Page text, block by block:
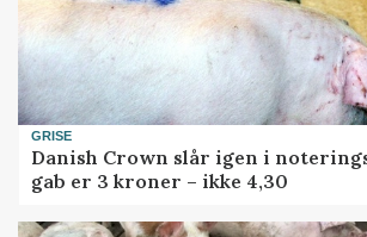
GRISE
Danish Crown slår igen i
gab er 3 kroner – ikke 4,30